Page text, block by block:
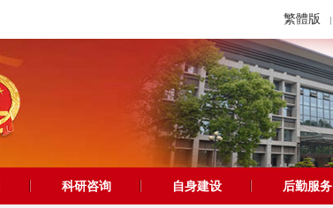
繁體版 |
科研咨询 自身建设 后勤服务